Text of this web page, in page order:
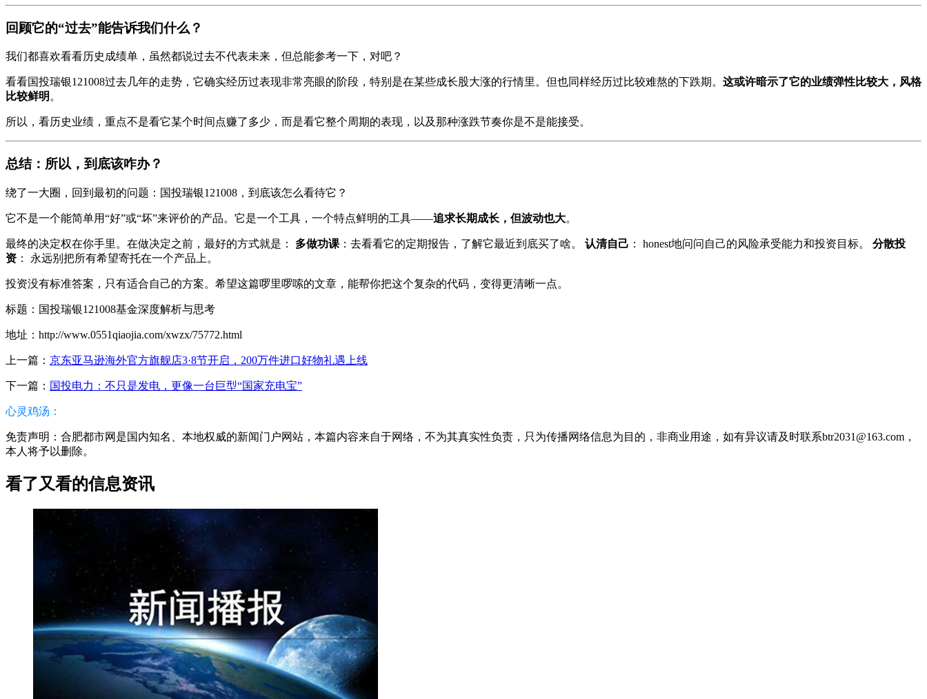
回顾它的“过去”能告诉我们什么？
我们都喜欢看看历史成绩单，虽然都说过去不代表未来，但总能参考一下，对吧？
看看国投瑞银121008过去几年的走势，它确实经历过表现非常亮眼的阶段，特别是在某些成长股大涨的行情里。但也同样经历过比较难熬的下跌期。 这或许暗示了它的业绩弹性比较大，风格
比较鲜明。
所以，看历史业绩，重点不是看它某个时间点赚了多少，而是看它整个周期的表现，以及那种涨跌节奏你是不是能接受。
总结：所以，到底该咋办？
绕了一大圈，回到最初的问题：国投瑞银121008，到底该怎么看待它？
它不是一个能简单用“好”或“坏”来评价的产品。它是一个工具，一个特点鲜明的工具——追求长期成长，但波动也大。
最终的决定权在你手里。在做决定之前，最好的方式就是： 多做功课 ：去看看它的定期报告，了解它最近到底买了啥。 认清自己 ： honest地问问自己的风险承受能力和投资目标。 分散投
资 ： 永远别把所有希望寄托在一个产品上。
投资没有标准答案，只有适合自己的方案。希望这篇啰里啰嗦的文章，能帮你把这个复杂的代码，变得更清晰一点。
标题：国投瑞银121008基金深度解析与思考
地址：http://www.0551qiaojia.com/xwzx/75772.html
上一篇： 京东亚马逊海外官方旗舰店3·8节开启，200万件进口好物礼遇上线
下一篇： 国投电力：不只是发电，更像一台巨型“国家充电宝”
心灵鸡汤：
免责声明：合肥都市网是国内知名、本地权威的新闻门户网站，本篇内容来自于网络，不为其真实性负责，只为传播网络信息为目的，非商业用途，如有异议请及时联系btr2031@163.com，
本人将予以删除。
看了又看的信息资讯